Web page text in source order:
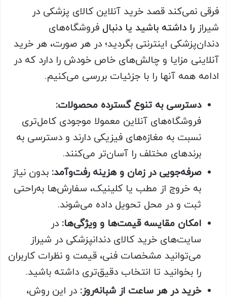
فرقی نمی‌کند قصد خرید آنلاین کالای پزشکی در
شیراز را داشته باشید یا دنبال فروشگاه‌های
دندان‌پزشکی اینترنتی بگردید؛ در هر صورت، هر خرید
آنلاینی مزایا و چالش‌های خاص خودش را دارد که در
ادامه همه آنها را با جزئیات بررسی می‌کنیم.
دسترسی به تنوع گسترده محصولات:
فروشگاه‌های آنلاین معمولا موجودی کامل‌تری
نسبت به مغازه‌های فیزیکی دارند و دسترسی به
برندهای مختلف را آسان‌تر می‌کنند.
صرفه‌جویی در زمان و هزینه رفت‌وآمد: بدون نیاز
به خروج از مطب یا کلینیک، سفارش‌ها به‌راحتی
ثبت و در محل تحویل داده می‌شوند.
امکان مقایسه قیمت‌ها و ویژگی‌ها: در
سایت‌های خرید کالای دندانپزشکی در شیراز
می‌توانید مشخصات فنی، قیمت و نظرات کاربران
را بخوانید تا انتخاب دقیق‌تری داشته باشید.
خرید در هر ساعت از شبانه‌روز: در این روش،